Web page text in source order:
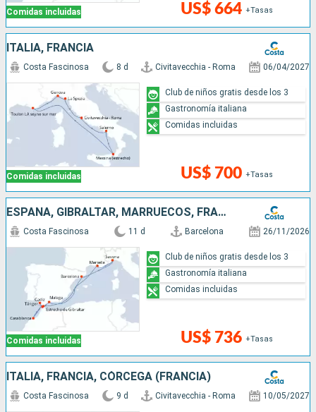
Comidas incluidas US$ 664 +Tasas
ITALIA, FRANCIA
Comidas incluidas
Costa Fascinosa 8 d Civitavecchia - Roma 06/04/2027
US$ 700 +Tasas
Club de niños gratis desde los 3
Gastronomía italiana
Comidas incluidas
ESPAÑA, GIBRALTAR, MARRUECOS, FRANCIA, ITALIA
Comidas incluidas
Costa Fascinosa 11 d Barcelona 26/11/2026
US$ 736 +Tasas
Club de niños gratis desde los 3
Gastronomía italiana
Comidas incluidas
ITALIA, FRANCIA, CÓRCEGA (FRANCIA)
Costa Fascinosa 9 d Civitavecchia - Roma 10/05/2027